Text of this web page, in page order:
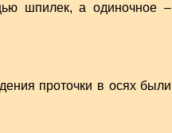
шпилек, а одиночное –
проточки в осях